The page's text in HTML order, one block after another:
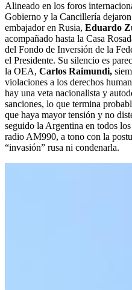
Alineado en los foros
Gobierno y la Cancillería
embajador en Rusia, Eduardo
acompañado hasta la Casa
del Fondo de Inversión de la
el Presidente. Su silencio es
la OEA, Carlos Raimundi,
violaciones a los derechos
hay una veta nacionalista y
sanciones, lo que termina
que haya mayor tensión y no
seguido la Argentina en todos
radio AM990, a tono con la
“invasión” rusa ni condenarla.